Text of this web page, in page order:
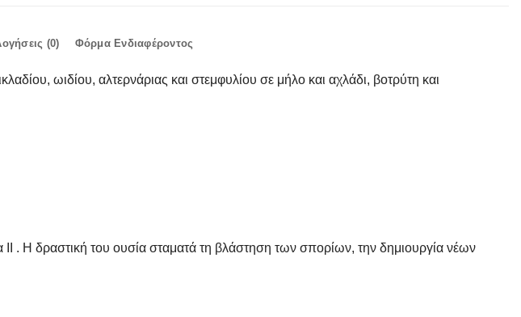
(0) Φόρμα Ενδιαφέροντος
ωιδίου, αλτερνάριας και στεμφυλίου σε μήλο και αχλάδι, βοτρύτη και
. Η δραστική του ουσία σταματά τη βλάστηση των σπορίων, την δημιουργία νέων